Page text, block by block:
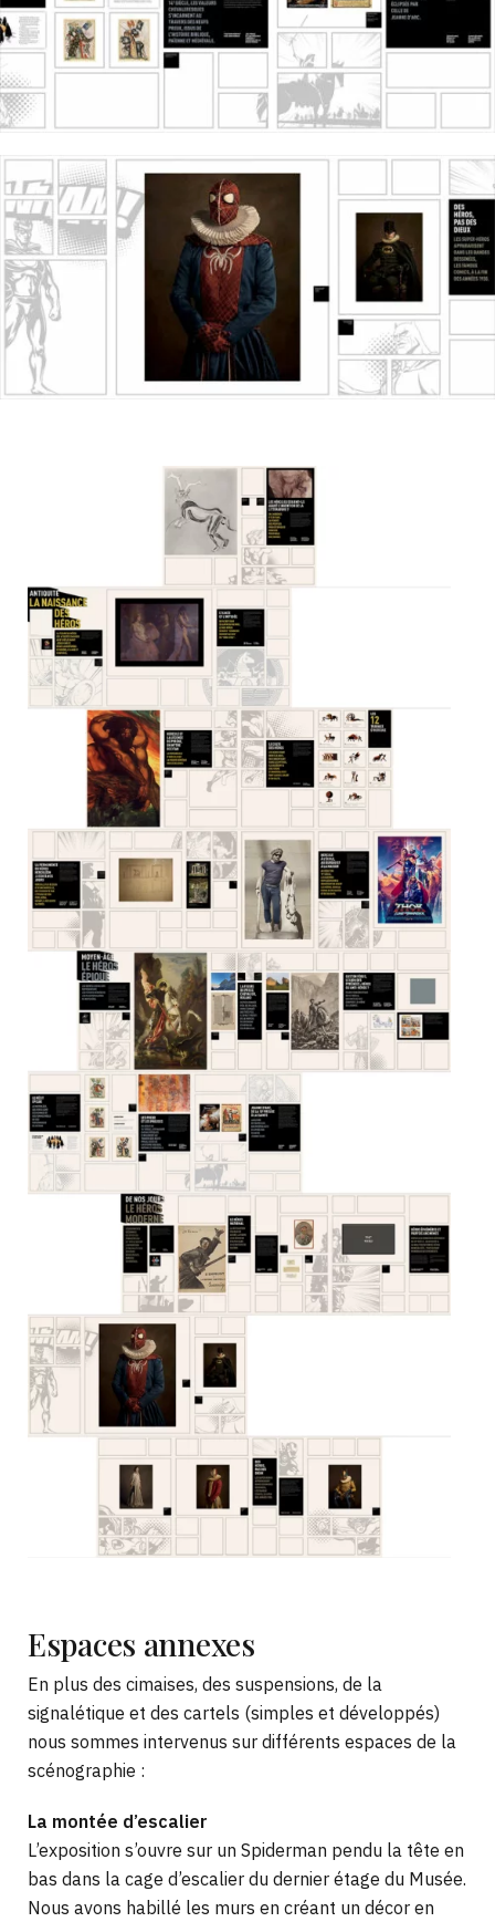
Espaces annexes
En plus des cimaises, des suspensions, de la
signalétique et des cartels (simples et développés)
nous sommes intervenus sur différents espaces de la
scénographie :
La montée d’escalier
L’exposition s’ouvre sur un Spiderman pendu la tête en
bas dans la cage d’escalier du dernier étage du Musée.
Nous avons habillé les murs en créant un décor en